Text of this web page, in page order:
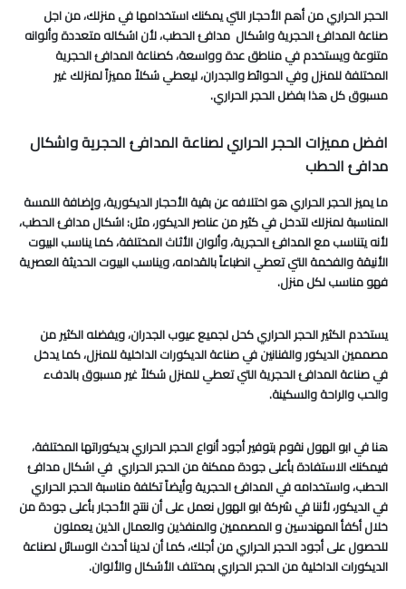
الحجر الحراري من أهم الأحجار التي يمكنك استخدامها في منزلك، من اجل
صناعة المدافئ الحجرية واشكال مدافئ الحطب، لأن اشكاله متعددة وألوانه
متنوعة ويستخدم في مناطق عدة وواسعة، كصناعة المدافئ الحجرية
المختلفة للمنزل وفي الحوائط والجدران، ليعطي شكلاً مميزاً لمنزلك غير
مسبوق كل هذا بفضل الحجر الحراري.
افضل مميزات الحجر الحراري لصناعة المدافئ الحجرية واشكال
مدافئ الحطب
ما يميز الحجر الحراري هو اختلافه عن بقية الأحجار الديكورية، وإضافة اللمسة
المناسبة لمنزلك لتدخل في كثير من عناصر الديكور، مثل: اشكال مدافئ الحطب،
لأنه يتناسب مع المدافئ الحجرية، وألوان الأثاث المختلفة، كما يناسب البيوت
الأنيقة والفخمة التي تعطي انطباعاً بالقدامه، ويناسب البيوت الحديثة العصرية
فهو مناسب لكل منزل.
يستخدم الكثير الحجر الحراري كحل لجميع عيوب الجدران، ويفضله الكثير من
مصممين الديكور والفنانين في صناعة الديكورات الداخلية للمنزل، كما يدخل
في صناعة المدافئ الحجرية التي تعطي للمنزل شكلاً غير مسبوق بالدفء
والحب والراحة والسكينة.
هنا في ابو الهول نقوم بتوفير أجود أنواع الحجر الحراري بديكوراتها المختلفة،
فيمكنك الاستفادة بأعلى جودة ممكنة من الحجر الحراري في اشكال مدافئ
الحطب، واستخدامه في المدافئ الحجرية وأيضاً تكلفة مناسبة الحجر الحراري
في الديكور، لأننا في شركة ابو الهول نعمل على أن ننتج الأحجار بأعلى جودة من
خلال أكفأ المهندسين و المصممين والمنفذين والعمال الذين يعملون
للحصول على أجود الحجر الحراري من أجلك، كما أن لدينا أحدث الوسائل لصناعة
الديكورات الداخلية من الحجر الحراري بمختلف الأشكال والألوان.